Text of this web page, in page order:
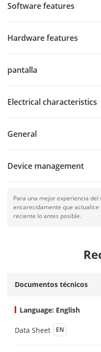
Admite 1 BUS Speed-X
Software features
Hardware features
pantalla
Electrical characteristics
General
Device management
Para una mejor experiencia
encarecidamente que
reciente lo antes posible.
Documentos técnicos
Language: English
Data Sheet EN